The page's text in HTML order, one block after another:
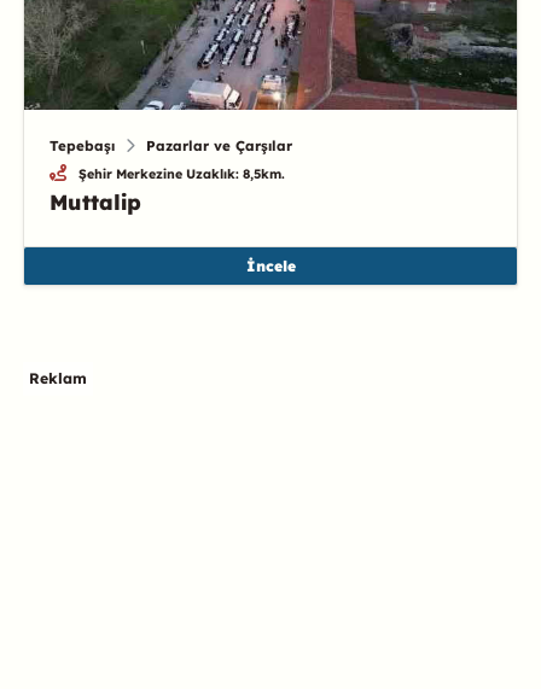
Tepebaşı Pazarlar ve Çarşılar
Şehir Merkezine Uzaklık: 8,5km.
Muttalip
İncele
Reklam